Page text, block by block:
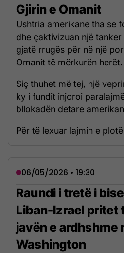
Gjirin e Omanit
Ushtria amerikane tha se
dhe çaktivizuan një
gjatë rrugës për në një
Omanit të mërkurën herët.
Siç thuhet më tej, një
ky i fundit injoroi
bllokadën detare
Për të lexuar lajmin e
06/05/2026 • 19:30
Raundi i tretë i
Liban-Izrael pritet
javën e ardhshme
Washington